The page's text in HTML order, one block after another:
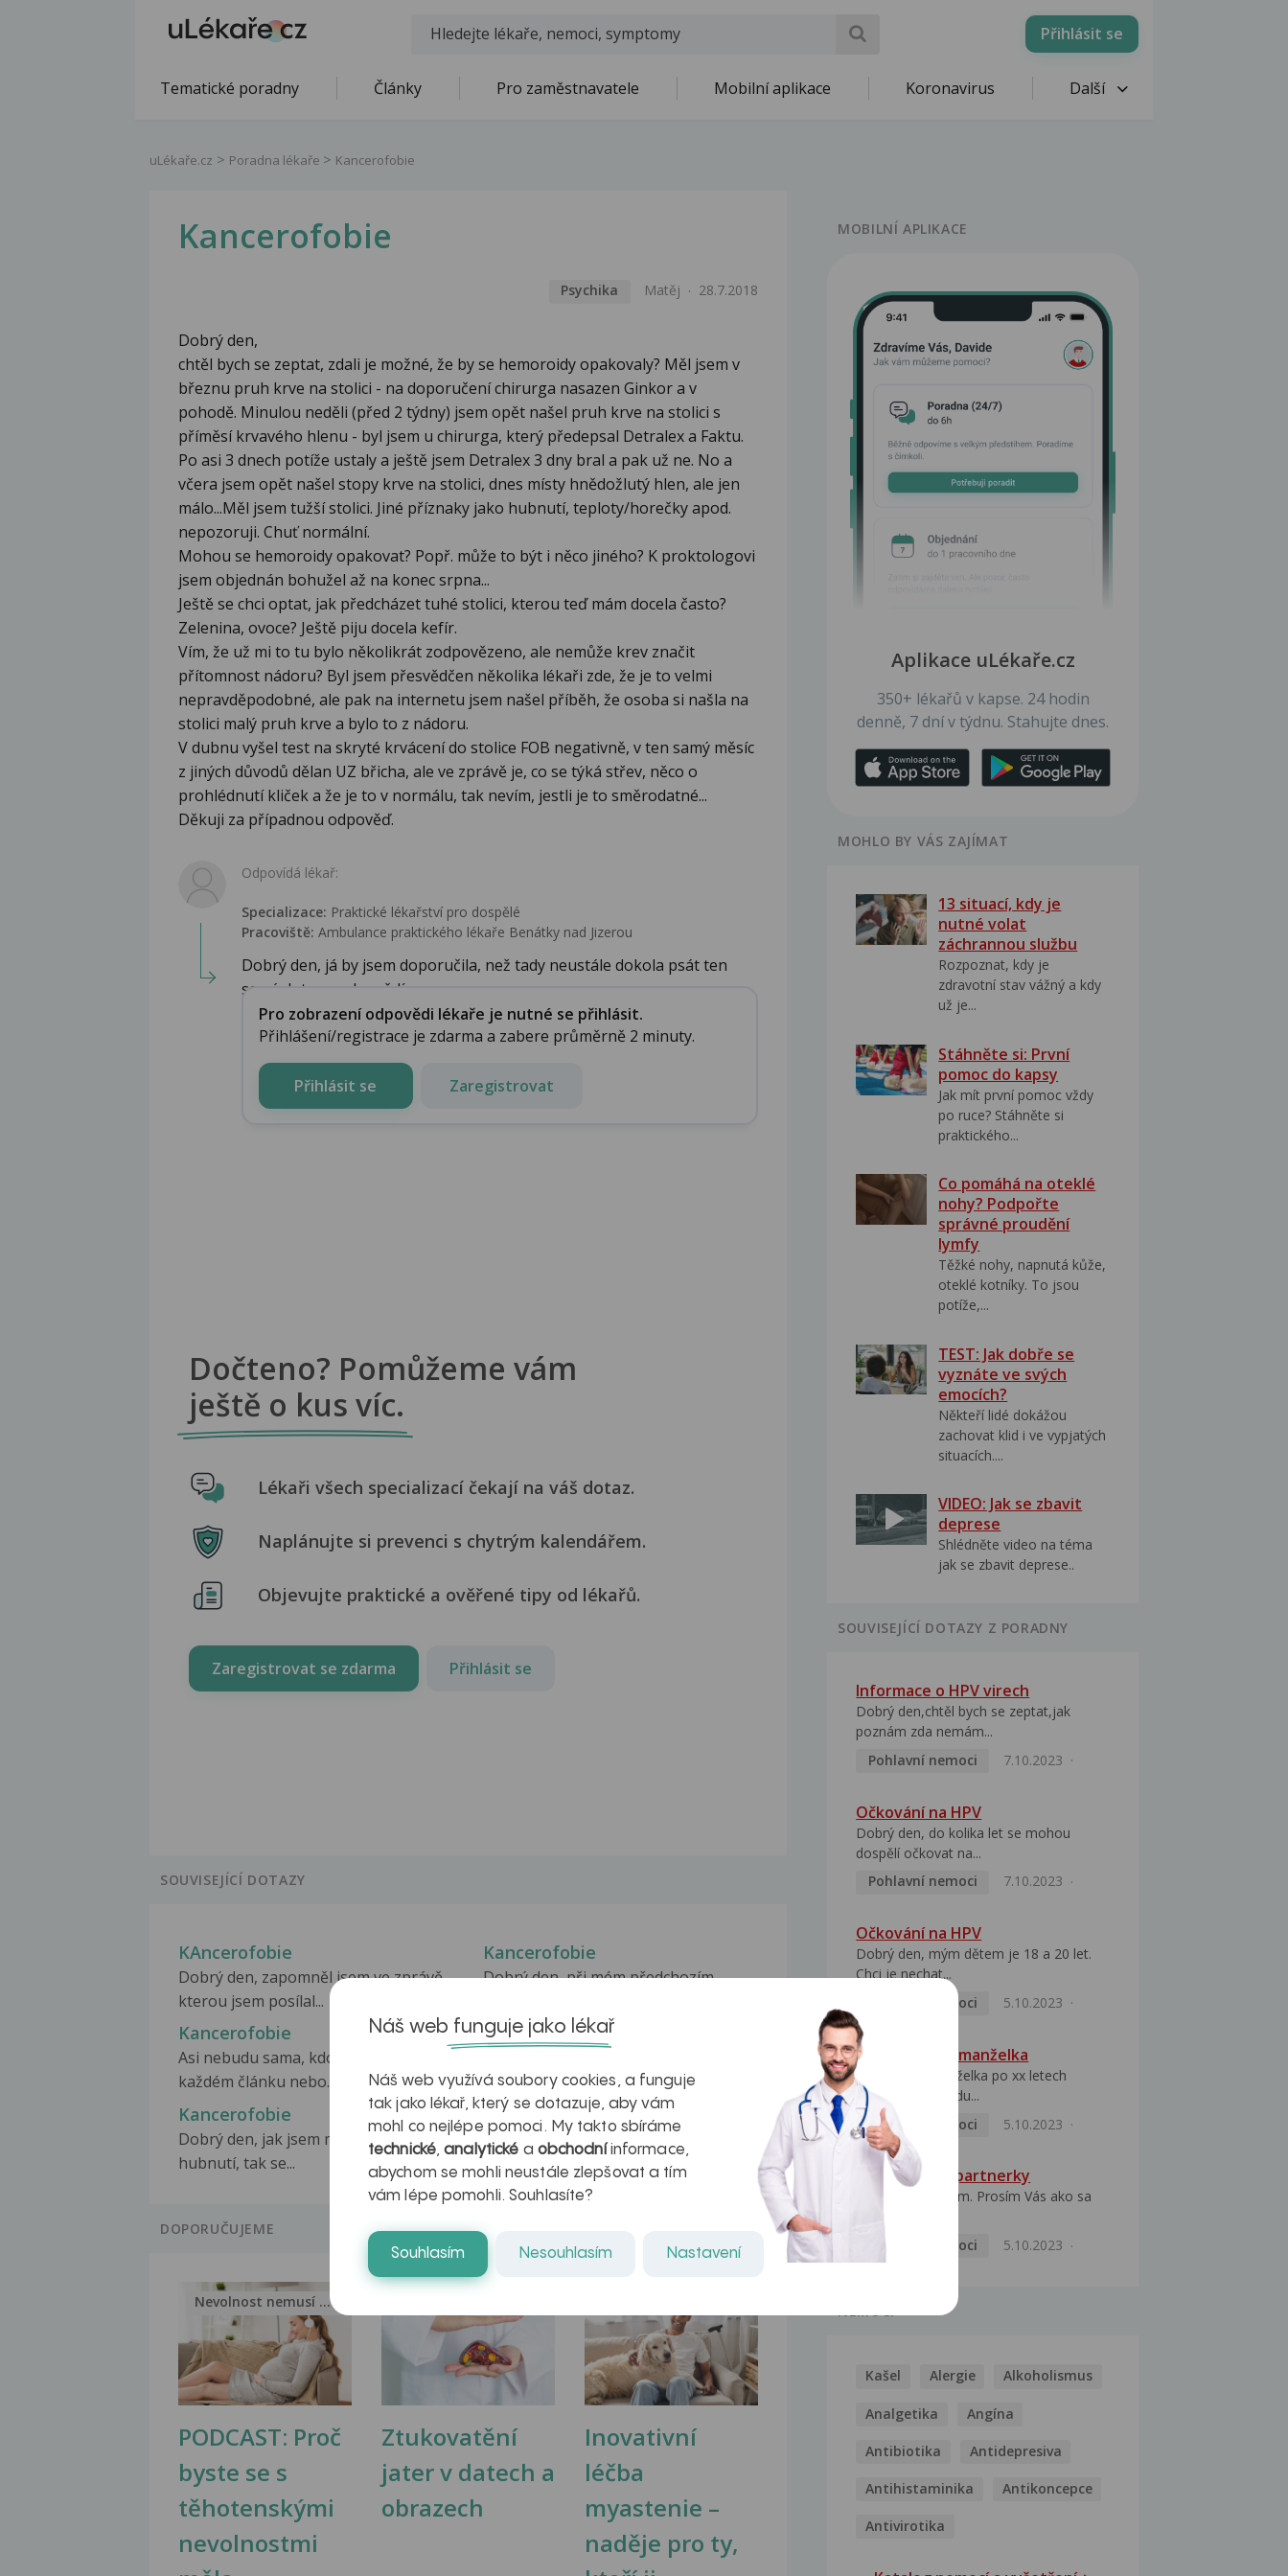
Přihlásit se
Tematické poradny Články Pro zaměstnavatele Mobilní aplikace Koronavirus Další
uLékaře.cz Poradna lékaře Kancerofobie
Kancerofobie
Psychika Matěj 28.7.2018
Dobrý den,
chtěl bych se zeptat, zdali je možné, že by se hemoroidy opakovaly? Měl jsem v
březnu pruh krve na stolici - na doporučení chirurga nasazen Ginkor a v
pohodě. Minulou neděli (před 2 týdny) jsem opět našel pruh krve na stolici s
příměsí krvavého hlenu - byl jsem u chirurga, který předepsal Detralex a Faktu.
Po asi 3 dnech potíže ustaly a ještě jsem Detralex 3 dny bral a pak už ne. No a
včera jsem opět našel stopy krve na stolici, dnes místy hnědožlutý hlen, ale jen
málo...Měl jsem tužší stolici. Jiné příznaky jako hubnutí, teploty/horečky apod.
nepozoruji. Chuť normální.
Mohou se hemoroidy opakovat? Popř. může to být i něco jiného? K proktologovi
jsem objednán bohužel až na konec srpna...
Ještě se chci optat, jak předcházet tuhé stolici, kterou teď mám docela často?
Zelenina, ovoce? Ještě piju docela kefír.
Vím, že už mi to tu bylo několikrát zodpovězeno, ale nemůže krev značit
přítomnost nádoru? Byl jsem přesvědčen několika lékaři zde, že je to velmi
nepravděpodobné, ale pak na internetu jsem našel příběh, že osoba si našla na
stolici malý pruh krve a bylo to z nádoru.
V dubnu vyšel test na skryté krvácení do stolice FOB negativně, v ten samý měsíc
z jiných důvodů dělan UZ břicha, ale ve zprávě je, co se týká střev, něco o
prohlédnutí kliček a že je to v normálu, tak nevím, jestli je to směrodatné...
Děkuji za případnou odpověď.
Odpovídá lékař:
Specializace: Praktické lékařství pro dospělé
Pracoviště: Ambulance praktického lékaře Benátky nad Jizerou
Dobrý den, já by jsem doporučila, než tady neustále dokola psát ten
samý dotaz s odpovědí n...
Pro zobrazení odpovědi lékaře je nutné se přihlásit.
Přihlášení/registrace je zdarma a zabere průměrně 2 minuty.
Přihlásit se Zaregistrovat
Dočteno? Pomůžeme vám
ještě o kus víc.
Lékaři všech specializací čekají na váš dotaz.
Naplánujte si prevenci s chytrým kalendářem.
Objevujte praktické a ověřené tipy od lékařů.
Zaregistrovat se zdarma Přihlásit se
SOUVISEJÍCÍ DOTAZY
KAncerofobie
Dobrý den, zapomněl jsem ve zprávě,
kterou jsem posílal...
Kancerofobie
Dobrý den, při mém předchozím
Kancerofobie
Asi nebudu sama, kdo se splaší při
každém článku nebo...
Kancerofobie
stává, že pozoruji,...
Kancerofobie
Dobrý den, jak jsem minule psal o
hubnutí, tak se...
Kancerofobie
Dobrý den, chtěl bych Vás poprosit o
pomoc v mém...
DOPORUČUJEME
PODCAST: Proč
byste se s
těhotenskými
nevolnostmi
Nevolnost nemusí být nutnou...
Ztukovatění
jater v datech a
obrazech
Inovativní
léčba
myastenie –
naděje pro ty,
MOBILNÍ APLIKACE
Aplikace uLékaře.cz
350+ lékařů v kapse. 24 hodin
denně, 7 dní v týdnu. Stahujte dnes.
MOHLO BY VÁS ZAJÍMAT
13 situací, kdy je
nutné volat
záchrannou službu
Rozpoznat, kdy je
zdravotní stav vážný a kdy
už je...
Stáhněte si: První
pomoc do kapsy
Jak mít první pomoc vždy
po ruce? Stáhněte si
praktického...
Co pomáhá na oteklé
nohy? Podpořte
správné proudění
lymfy
Těžké nohy, napnutá kůže,
oteklé kotníky. To jsou
potíže,...
TEST: Jak dobře se
vyznáte ve svých
emocích?
Někteří lidé dokážou
zachovat klid i ve vypjatých
situacích....
VIDEO: Jak se zbavit
deprese
Shlédněte video na téma
jak se zbavit deprese..
SOUVISEJÍCÍ DOTAZY Z PORADNY
Informace o HPV virech
Dobrý den,chtěl bych se zeptat,jak
poznám zda nemám...
Pohlavní nemoci
7.10.2023
Očkování na HPV
Dobrý den, do kolika let se mohou
dospělí očkovat na...
Pohlavní nemoci
7.10.2023
Očkování na HPV
Dobrý den, mým dětem je 18 a 20 let.
Chci je nechat...
Pohlavní nemoci
5.10.2023
HPV pozitivní manželka
Dobrý den, manželka po xx letech
přivezla z Východu...
Pohlavní nemoci
5.10.2023
HPV typ 52 u partnerky
Dobrý deň prajem. Prosím Vás ako sa
Pohlavní nemoci
5.10.2023
NEMOCI
Kašel Alergie Alkoholismus
Analgetika Angína
Antibiotika Antidepresiva
Antihistaminika Antikoncepce
Antivirotika
Náš web funguje jako lékař
Náš web využívá soubory cookies, a funguje
tak jako lékař, který se dotazuje, aby vám
mohl co nejlépe pomoci. My takto sbíráme
technické,analytické a obchodníinformace,
abychom se mohli neustále zlepšovat a tím
vám lépe pomohli. Souhlasíte?
Souhlasím Nesouhlasím Nastavení